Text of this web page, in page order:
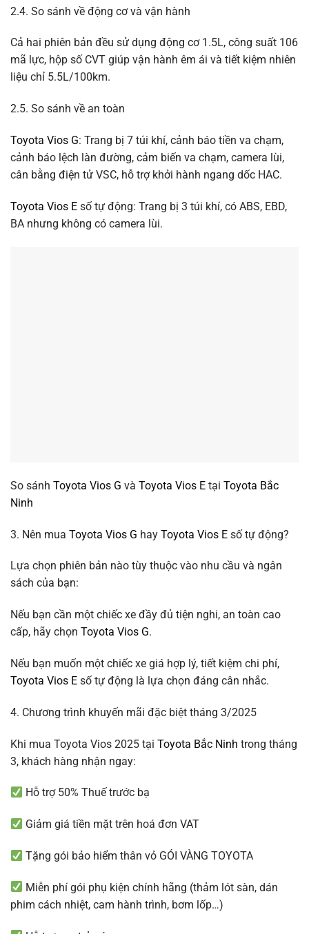
2.4. So sánh về động cơ và vận hành
Cả hai phiên bản đều sử dụng động cơ 1.5L, công suất 106
mã lực, hộp số CVT giúp vận hành êm ái và tiết kiệm nhiên
liệu chỉ 5.5L/100km.
2.5. So sánh về an toàn
Toyota Vios G: Trang bị 7 túi khí, cảnh báo tiền va chạm,
cảnh báo lệch làn đường, cảm biến va chạm, camera lùi,
cân bằng điện tử VSC, hỗ trợ khởi hành ngang dốc HAC.
Toyota Vios E số tự động: Trang bị 3 túi khí, có ABS, EBD,
BA nhưng không có camera lùi.
So sánh Toyota Vios G và Toyota Vios E tại Toyota Bắc
Ninh
3. Nên mua Toyota Vios G hay Toyota Vios E số tự động?
Lựa chọn phiên bản nào tùy thuộc vào nhu cầu và ngân
sách của bạn:
Nếu bạn cần một chiếc xe đầy đủ tiện nghi, an toàn cao
cấp, hãy chọn Toyota Vios G.
Nếu bạn muốn một chiếc xe giá hợp lý, tiết kiệm chi phí,
Toyota Vios E số tự động là lựa chọn đáng cân nhắc.
4. Chương trình khuyến mãi đặc biệt tháng 3/2025
Khi mua Toyota Vios 2025 tại Toyota Bắc Ninh trong tháng
3, khách hàng nhận ngay:
Hỗ trợ 50% Thuế trước bạ
Giảm giá tiền mặt trên hoá đơn VAT
Tặng gói bảo hiểm thân vỏ GÓI VÀNG TOYOTA
Miễn phí gói phụ kiện chính hãng (thảm lót sàn, dán
phim cách nhiệt, cam hành trình, bơm lốp…)